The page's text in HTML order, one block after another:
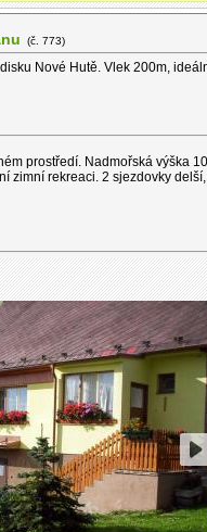
(č. 773)
Nové Hutě. Vlek 200m,
prostředí. Nadmořská výška
zimní rekreaci. 2 sjezdovky